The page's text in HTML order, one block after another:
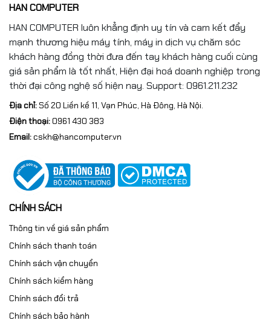
Trọng lượng
Màu sắc Silver
Chất liệu Vỏ nhôm
HAN COMPUTER
HAN COMPUTER luôn khẳng định uy tín và cam kết đẩy
mạnh thương hiệu máy tính, máy in dịch vụ chăm sóc
khách hàng đồng thời đưa đến tay khách hàng cuối cùng
giá sản phẩm là tốt nhất, Hiện đại hoá doanh nghiệp trong
thời đại công nghệ số hiện nay. Support: 0961.211.232
Địa chỉ:Số 20 Liền kề 11, Vạn Phúc, Hà Đông, Hà Nội.
Điện thoại:0961 430 383
Email:cskh@hancomputer.vn
CHÍNH SÁCH
Thông tin về giá sản phẩm
Chính sách thanh toán
Chính sách vận chuyển
Chính sách kiểm hàng
Chính sách đổi trả
Chính sách bảo hành